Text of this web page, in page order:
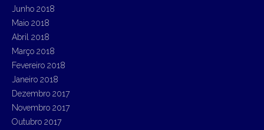
Junho 2018
Maio 2018
Abril 2018
Março 2018
Fevereiro 2018
Janeiro 2018
Dezembro 2017
Novembro 2017
Outubro 2017